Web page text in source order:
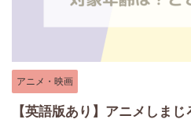
アニメ・映画
【英語版あり】アニメしま